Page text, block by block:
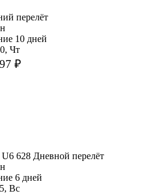
перелёт
10 дней
Чт
₽
U6 628 Дневной перелёт
6 дней
Вс